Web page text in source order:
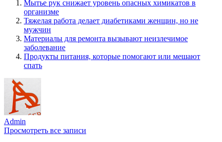
Мытье рук снижает уровень опасных химикатов в
организме
Тяжелая работа делает диабетиками женщин, но не
мужчин
Материалы для ремонта вызывают неизлечимое
заболевание
Продукты питания, которые помогают или мешают
спать
Admin
Просмотреть все записи